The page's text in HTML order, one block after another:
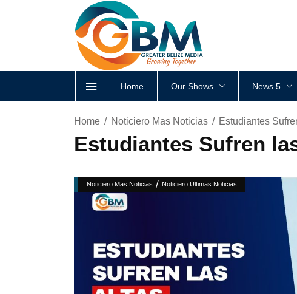
Home Our Shows News 5
Home Noticiero Mas Noticias Estudiantes
Estudiantes Sufren
Noticiero Mas Noticias / Noticiero Ultimas Noticias